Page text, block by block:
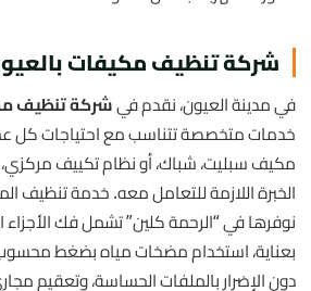
شركة تنظيف مكيفات
في مدينة العيون، نقدم فيشركة تنظيف
خدمات متخصصة تتناسب مع احتياجات كل
مكيف سبليت، شباك، أو نظام تكييف مركزي،
الخبرة اللازمة للتعامل معه. خدمة تنظيف
نوفرها في “الرحمة كلين” تشمل فك الأجزاء
بعناية، استخدام مضخات مياه بضغط محسوب
دون الإضرار بالملفات الحساسة، وتعقيم